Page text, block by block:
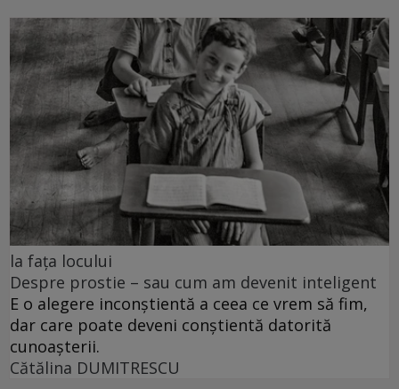
la fața locului
Despre prostie – sau cum am devenit inteligent
E o alegere inconștientă a ceea ce vrem să fim,
dar care poate deveni conștientă datorită
cunoașterii.
Cătălina DUMITRESCU